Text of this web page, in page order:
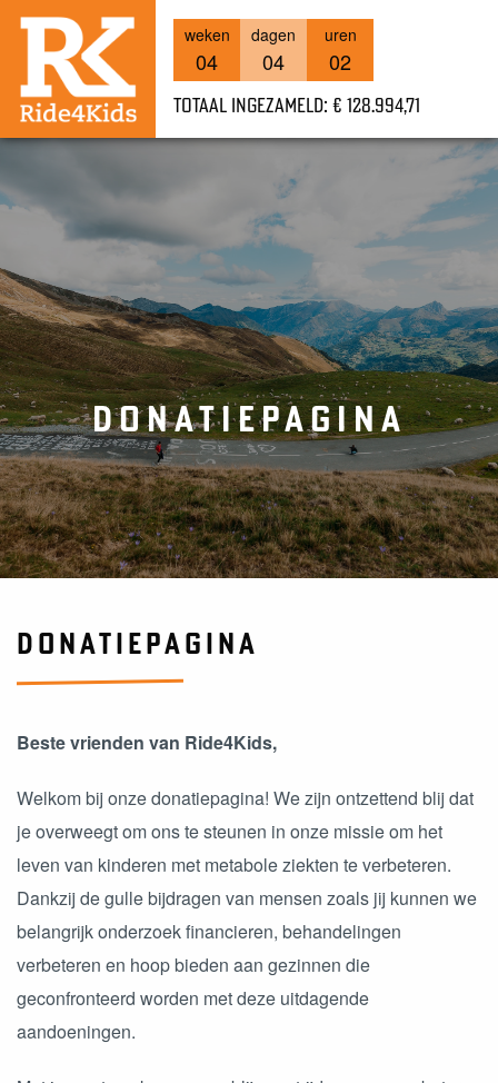
weken
04
dagen
04
uren
02
Totaal ingezameld: € 128.994,71
DONATIEPAGINA
DONATIEPAGINA
Beste vrienden van Ride4Kids,
Welkom bij onze donatiepagina! We zijn ontzettend blij dat
je overweegt om ons te steunen in onze missie om het
leven van kinderen met metabole ziekten te verbeteren.
Dankzij de gulle bijdragen van mensen zoals jij kunnen we
belangrijk onderzoek financieren, behandelingen
verbeteren en hoop bieden aan gezinnen die
geconfronteerd worden met deze uitdagende
aandoeningen.